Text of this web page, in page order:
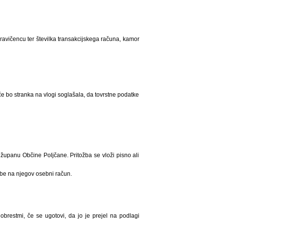
ter številka transakcijskega računa, kamor
bo stranka na vlogi soglašala, da tovrstne podatke
Občine Poljčane. Pritožba se vloži pisno ali
na njegov osebni račun.
če se ugotovi, da jo je prejel na podlagi